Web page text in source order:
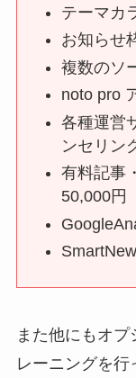
テーマカ
お知らせ
複数のソ
noto pro
各種運営
ンセリン
有料記事
50,000円
また他にもオ
レーニングを